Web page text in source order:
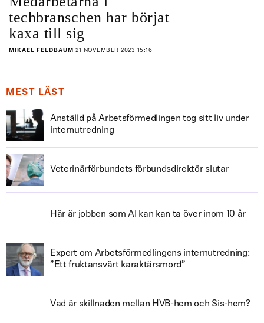
techbranschen har börjat
kaxa till sig
MIKAEL FELDBAUM 21 NOVEMBER 2023 15:16
MEST LÄST
Anställd på Arbetsförmedlingen tog sitt liv under
internutredning
Veterinärförbundets förbundsdirektör slutar
Här är jobben som AI kan kan ta över inom 10 år
Expert om Arbetsförmedlingens internutredning:
”Ett fruktansvärt karaktärsmord”
Vad är skillnaden mellan HVB-hem och Sis-hem?